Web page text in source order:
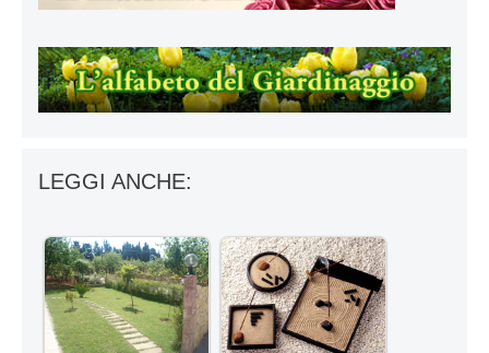
LEGGI ANCHE: